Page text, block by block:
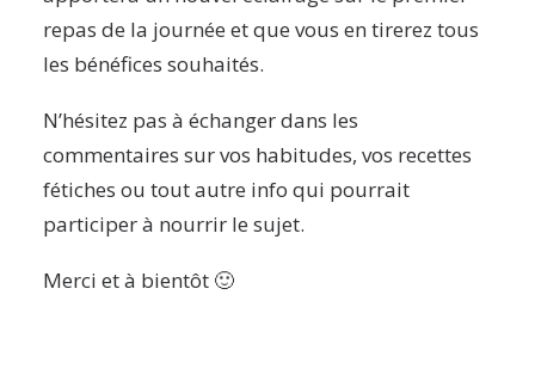
repas de la journée et que vous en tirerez tous
les bénéfices souhaités.
N’hésitez pas à échanger dans les
commentaires sur vos habitudes, vos recettes
fétiches ou tout autre info qui pourrait
participer à nourrir le sujet.
Merci et à bientôt 🙂